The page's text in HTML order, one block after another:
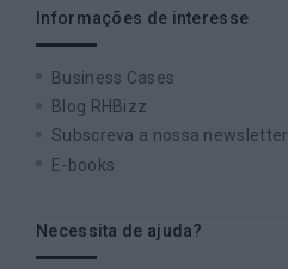
Informações de interesse
Business Cases
Blog RHBizz
Subscreva a nossa newsletter
E-books
Necessita de ajuda?